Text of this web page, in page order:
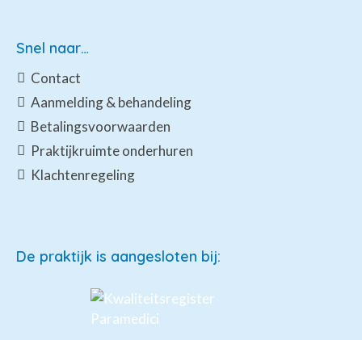
Snel naar…
Contact
Aanmelding & behandeling
Betalingsvoorwaarden
Praktijkruimte onderhuren
Klachtenregeling
De praktijk is aangesloten bij: